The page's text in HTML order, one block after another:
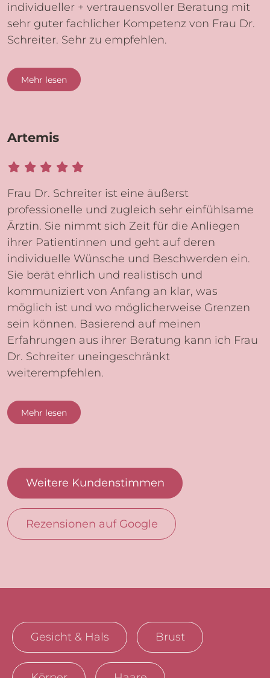
individueller + vertrauensvoller Beratung mit
sehr guter fachlicher Kompetenz von Frau Dr.
Schreiter. Sehr zu empfehlen.
Mehr lesen
Artemis
Frau Dr. Schreiter ist eine äußerst
professionelle und zugleich sehr einfühlsame
Ärztin. Sie nimmt sich Zeit für die Anliegen
ihrer Patientinnen und geht auf deren
individuelle Wünsche und Beschwerden ein.
Sie berät ehrlich und realistisch und
kommuniziert von Anfang an klar, was
möglich ist und wo möglicherweise Grenzen
sein können. Basierend auf meinen
Erfahrungen aus ihrer Beratung kann ich Frau
Dr. Schreiter uneingeschränkt
weiterempfehlen.
Mehr lesen
Weitere Kundenstimmen
Rezensionen auf Google
Gesicht & Hals Brust